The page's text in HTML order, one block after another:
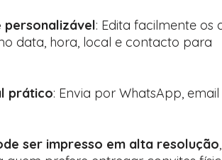
personalizável: Edita facilmente os
data, hora, local e contacto para
prático: Envia por WhatsApp, email
ser impresso em alta resolução